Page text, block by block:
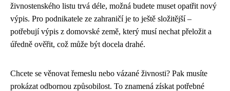
živnostenského listu trvá déle, možná budete muset opatřit nový
výpis. Pro podnikatele ze zahraničí je to ještě složitější –
potřebují výpis z domovské země, který musí nechat přeložit a
úředně ověřit, což může být docela drahé.
Chcete se věnovat řemeslu nebo vázané živnosti? Pak musíte
prokázat odbornou způsobilost. To znamená získat potřebné